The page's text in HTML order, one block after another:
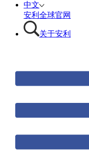
中文
安利全球官网
关于安利